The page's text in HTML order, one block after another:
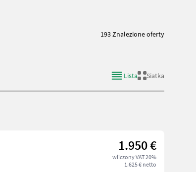
193 Znalezione oferty
Lista Siatka
1.950 €
wliczony VAT 20%
1.625 € netto